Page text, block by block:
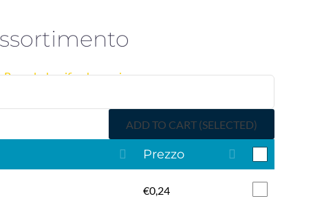
e bonifico bancario.
ADD TO CART (SELECTED)
Prezzo
€0,24